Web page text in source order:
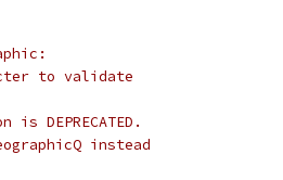
to validate
DEPRECATED.
instead